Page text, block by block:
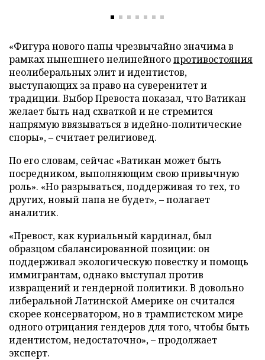
«Фигура нового папы чрезвычайно значима в
рамках нынешнего нелинейногопротивостояния
неолиберальных элит и идентистов,
выступающих за право на суверенитет и
традиции. Выбор Превоста показал, что Ватикан
желает быть над схваткой и не стремится
напрямую ввязываться в идейно-политические
споры», – считает религиовед.
По его словам, сейчас «Ватикан может быть
посредником, выполняющим свою привычную
роль». «Но разрываться, поддерживая то тех, то
других, новый папа не будет», – полагает
аналитик.
«Превост, как куриальный кардинал, был
образцом сбалансированной позиции: он
поддерживал экологическую повестку и помощь
иммигрантам, однако выступал против
извращений и гендерной политики. В довольно
либеральной Латинской Америке он считался
скорее консерватором, но в трампистском мире
одного отрицания гендеров для того, чтобы быть
идентистом, недостаточно», – продолжает
эксперт.